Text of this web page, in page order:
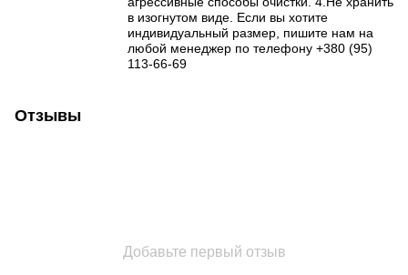
в изогнутом виде. Если вы хотите
индивидуальный размер, пишите нам на
любой менеджер по телефону +380 (95)
113-66-69
Отзывы
Добавьте первый отзыв